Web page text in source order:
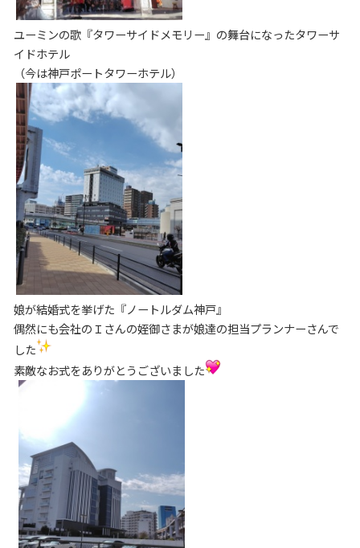
ユーミンの歌『タワーサイドメモリー』の舞台になったタワーサ
イドホテル
（今は神戸ポートタワーホテル）
娘が結婚式を挙げた『ノートルダム神戸』
偶然にも会社のＩさんの姪御さまが娘達の担当プランナーさんで
した
素敵なお式をありがとうございました